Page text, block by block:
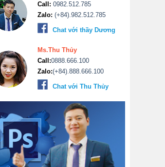
Call: 0982.512.785
Zalo: (+84).982.512.785
Chat với thầy Dương
Ms.Thu Thủy
Call:0888.666.100
Zalo:(+84).888.666.100
Chat với Thu Thủy